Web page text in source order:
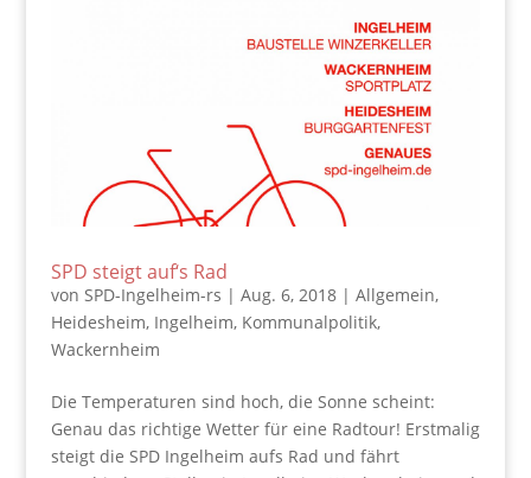
SPD steigt auf‘s Rad
von SPD-Ingelheim-rs | Aug. 6, 2018| Allgemein,
Heidesheim, Ingelheim, Kommunalpolitik,
Wackernheim
Die Temperaturen sind hoch, die Sonne scheint:
Genau das richtige Wetter für eine Radtour! Erstmalig
steigt die SPD Ingelheim aufs Rad und fährt